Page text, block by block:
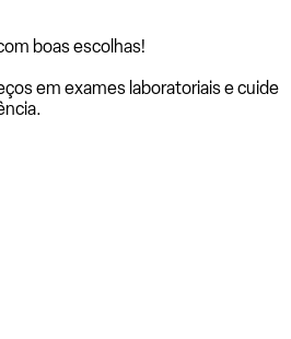
boas escolhas!
em exames laboratoriais e cuide